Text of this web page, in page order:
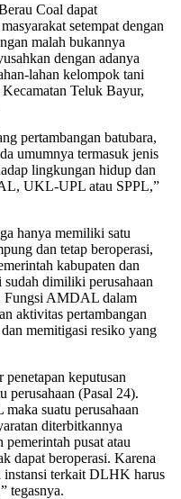
Coal dapat
setempat dengan
malah bukannya
dengan adanya
lahan kelompok tani
Teluk Bayur,
pertambangan batubara,
umumnya termasuk jenis
lingkungan hidup dan
UKL-UPL atau SPPL,”
hanya memiliki satu
dan tetap beroperasi,
kabupaten dan
dimiliki perusahaan
Fungsi AMDAL dalam
aktivitas pertambangan
memitigasi resiko yang
keputusan
perusahaan (Pasal 24).
suatu perusahaan
diterbitkannya
pemerintah pusat atau
dapat beroperasi. Karena
instansi terkait DLHK harus
tegasnya.